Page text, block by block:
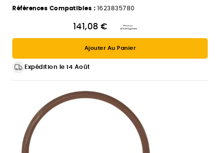
Références Compatibles : 1623835780
141,08 €
Ajouter Au Panier
Expédition le 14 Août